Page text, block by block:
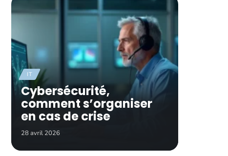
IT
Cybersécurité,
comment s’organiser
en cas de crise
28 avril 2026